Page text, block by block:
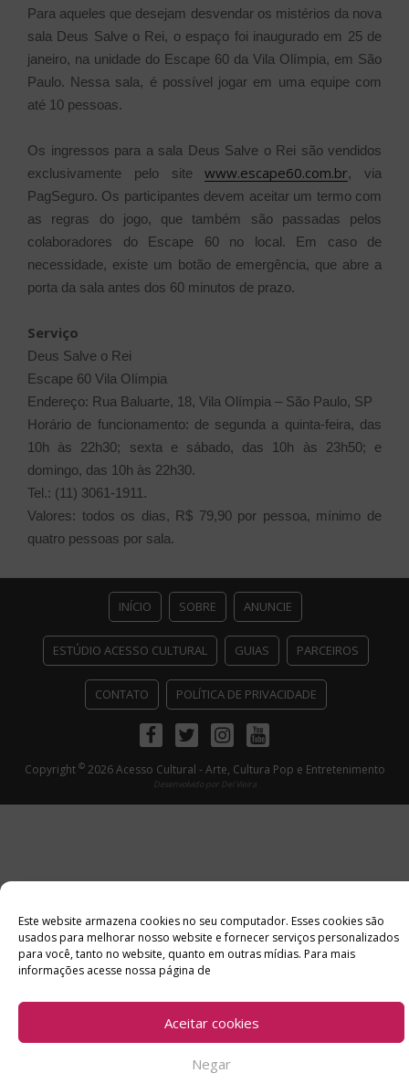
Este website armazena cookies no seu computador. Esses cookies são
usados ​​para melhorar nosso website e fornecer serviços personalizados
para você, tanto no website, quanto em outras mídias. Para mais
informações acesse nossa página de
Aceitar cookies
Negar
Para aqueles que desejam desvendar os mistérios da nova
sala Deus Salve o Rei, o espaço foi inaugurado em 25 de
janeiro, na unidade do Escape 60 da Vila Olímpia, em São
Paulo. Nessa sala, é possível jogar em uma equipe com
até 10 pessoas.
Os ingressos para a sala Deus Salve o Rei são vendidos
exclusivamente pelo sitewww.escape60.com.br, via
PagSeguro. Os participantes devem aceitar um termo com
as regras do jogo, que também são passadas pelos
colaboradores do Escape 60 no local. Em caso de
necessidade, existe um botão de emergência, que abre a
porta da sala antes dos 60 minutos de prazo.
Serviço
Deus Salve o Rei
Escape 60 Vila Olímpia
Endereço: Rua Baluarte, 18, Vila Olímpia – São Paulo, SP
Horário de funcionamento: de segunda a quinta-feira, das
10h às 22h30; sexta e sábado, das 10h às 23h50; e
domingo, das 10h às 22h30.
Tel.: (11) 3061-1911.
Valores: todos os dias, R$ 79,90 por pessoa, mínimo de
quatro pessoas por sala.
INÍCIO SOBRE ANUNCIE
ESTÚDIO ACESSO CULTURAL GUIAS PARCEIROS
CONTATO POLÍTICA DE PRIVACIDADE
FacebookTwitterInstagramYoutube
Copyright ©2026 Acesso Cultural - Arte, Cultura Pop e Entretenimento
Desenvolvido por Del Vieira